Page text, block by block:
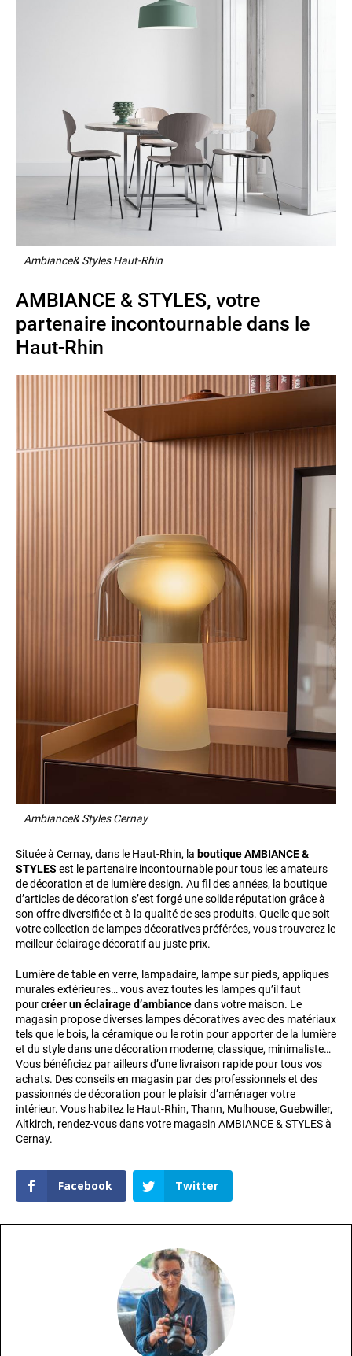
Ambiance& Styles Haut-Rhin
AMBIANCE & STYLES, votre
partenaire incontournable dans le
Haut-Rhin
Ambiance& Styles Cernay
Située à Cernay, dans le Haut-Rhin, la boutique AMBIANCE &
STYLES est le partenaire incontournable pour tous les amateurs
de décoration et de lumière design. Au fil des années, la boutique
d’articles de décoration s’est forgé une solide réputation grâce à
son offre diversifiée et à la qualité de ses produits. Quelle que soit
votre collection de lampes décoratives préférées, vous trouverez le
meilleur éclairage décoratif au juste prix.
Lumière de table en verre, lampadaire, lampe sur pieds, appliques
murales extérieures… vous avez toutes les lampes qu’il faut
pourcréer un éclairage d’ambiancedans votre maison. Le
magasin propose diverses lampes décoratives avec des matériaux
tels que le bois, la céramique ou le rotin pour apporter de la lumière
et du style dans une décoration moderne, classique, minimaliste…
Vous bénéficiez par ailleurs d’une livraison rapide pour tous vos
achats. Des conseils en magasin par des professionnels et des
passionnés de décoration pour le plaisir d’aménager votre
intérieur. Vous habitez le Haut-Rhin, Thann, Mulhouse, Guebwiller,
Altkirch, rendez-vous dans votre magasin AMBIANCE & STYLES à
Cernay.
Facebook Twitter